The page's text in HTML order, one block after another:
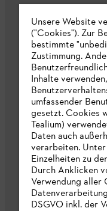
Unsere Website
("Cookies"). Zur
bestimmte
Zustimmung.
Inhalte
umfassender
gesetzt. Cookies
Tealium)
Daten auch
verarbeiten.
Einzelheiten zu
Durch Anklicken
Verwendung aller
DSGVO inkl. der